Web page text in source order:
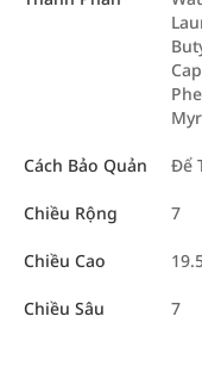
Cách Bảo Quản Để
Chiều Rộng 7
Chiều Cao
Chiều Sâu 7